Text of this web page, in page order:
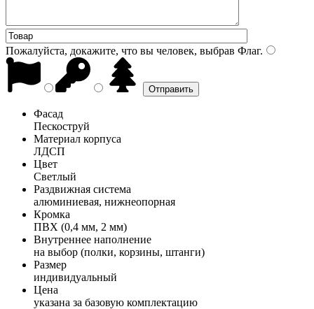
Пожалуйста, докажите, что вы человек, выбрав Флаг.
Фасад
Пескоструй
Материал корпуса
ЛДСП
Цвет
Светлый
Раздвижная система
алюминиевая, нижнеопорная
Кромка
ПВХ (0,4 мм, 2 мм)
Внутреннее наполнение
на выбор (полки, корзины, штанги)
Размер
индивидуальный
Цена
указана за базовую комплектацию